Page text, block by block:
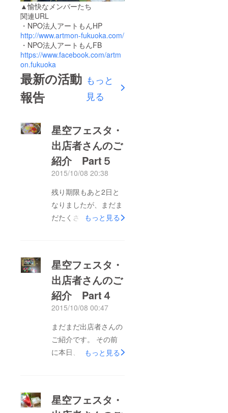
▲愉快なメンバーたち
関連URL
・NPO法人アートもんHP
http://www.artmon-fukuoka.com/
・NPO法人アートもんFB
https://www.facebook.com/artm
on.fukuoka
最新の活動
報告
もっと
見る
星空フェスタ・
出店者さんのご
紹介 Part５
2015/10/08 20:38
残り期限もあと2日と
なりましたが、まだま
だたくさんの方に
日に引き続き、委託
ブースで販売する素敵
な作品を紹介します。
今回は北九州市からお
は手作りキャンドルの
「Mercicandle」さん
です。 SOEDA星空
¨ 自分の願いをキャン
ドルを灯しながらお願
もっと見る
星空フェスタ・
出店者さんのご
紹介 Part４
2015/10/08 00:47
まだまだ出店者さんの
ご紹介です。 その前
に本日、目標金額１０
ひとえに皆さんのお
もっと見る
星空フェスタ・